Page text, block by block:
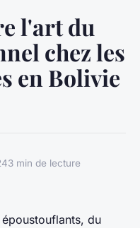
l'art du
chez les
en Bolivie
3 min de lecture
du